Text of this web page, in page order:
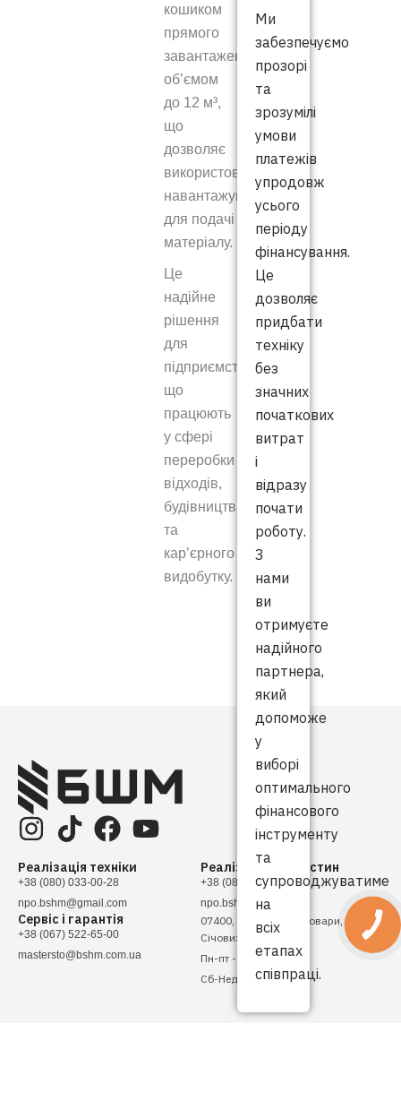
кошиком
прямого
завантаження
об’ємом
до 12 м³,
що
дозволяє
використовувати
навантажувачі
для подачі
матеріалу.
Це
надійне
рішення
для
підприємств,
що
працюють
у сфері
переробки
відходів,
будівництва
та
кар’єрного
видобутку.
Ми
забезпечуємо
прозорі
та
зрозумілі
умови
платежів
упродовж
усього
періоду
фінансування.
Це
дозволяє
придбати
техніку
без
значних
початкових
витрат
і
відразу
почати
роботу.
З
нами
ви
отримуєте
надійного
партнера,
який
допоможе
у
виборі
оптимального
фінансового
інструменту
та
супроводжуватиме
на
всіх
етапах
співпраці.
Реалізація техніки
+38 (080) 033-00-28
npo.bshm@gmail.com
Сервіс і гарантія
+38 (067) 522-65-00
mastersto@bshm.com.ua
Реалізація запчастин
+38 (080) 033-00-28
npo.bshm@gmail.com
07400, Україна, м. Бровари, вулиця
Січових Стрільців, 4
Пн-пт - 08:00 - 17:00
Сб-Нед - Вихідний
КНОПКА
ЗВ'ЯЗКУ